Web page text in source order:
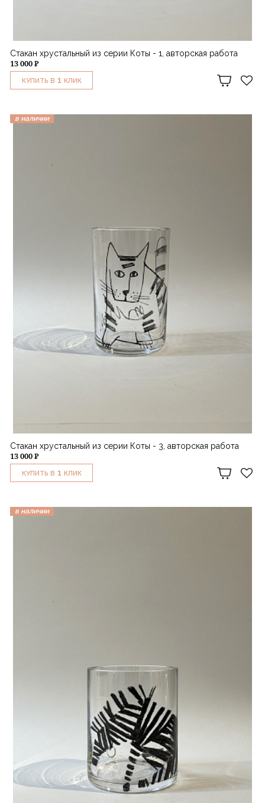
Стакан хрустальный из серии Коты - 1, авторская работа
13 000 ₽
КУПИТЬ В 1 КЛИК
в наличии
Стакан хрустальный из серии Коты - 3, авторская работа
13 000 ₽
КУПИТЬ В 1 КЛИК
в наличии